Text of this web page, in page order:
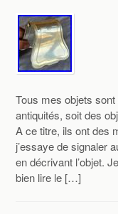
Tous mes objets
antiquités, soit des
A ce titre, ils ont des
j’essaye de signaler
en décrivant l’objet.
bien lire le […]